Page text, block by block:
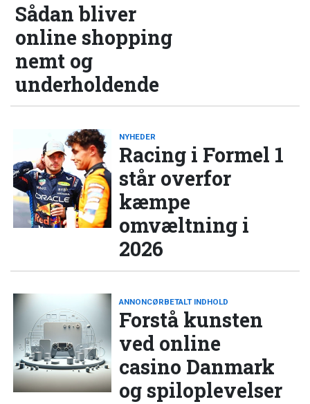
Sådan bliver
online shopping
nemt og
underholdende
NYHEDER
Racing i Formel 1
står overfor
kæmpe
omvæltning i
2026
ANNONCØRBETALT INDHOLD
Forstå kunsten
ved online
casino Danmark
og spiloplevelser